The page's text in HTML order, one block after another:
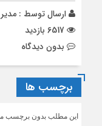
ارسال توسط :
بدون دیدگاه
برچسب ها
این مطلب بدون برچسب